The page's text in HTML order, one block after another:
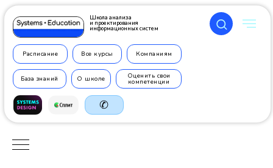
Школа анализа
и проектирования
информационных систем
Расписание Все курсы Компаниям
Оценить свои
компетенции
База знаний О школе
✆